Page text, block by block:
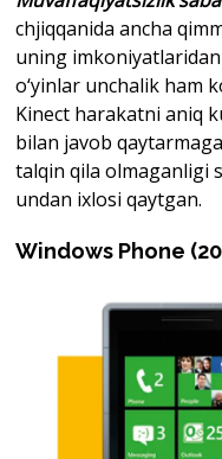
chjiqqanida ancha
uning
o‘yinlar unchalik ham
Kinect harakatni aniq
bilan javob
talqin qila olmaganligi
undan ixlosi qaytgan.
Windows Phone